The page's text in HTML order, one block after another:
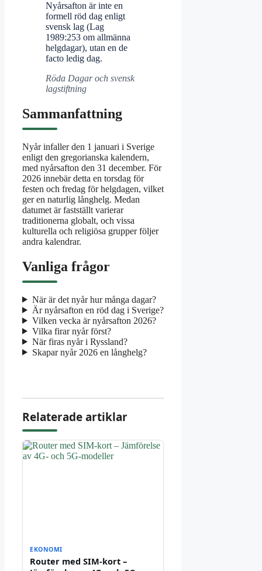
Nyårsafton är inte en
formell röd dag enligt
svensk lag (Lag
1989:253 om allmänna
helgdagar), utan en de
facto ledig dag.
Röda Dagar och svensk
lagstiftning
Sammanfattning
Nyår infaller den 1 januari i Sverige
enligt den gregorianska kalendern,
med nyårsafton den 31 december. För
2026 innebär detta en torsdag för
festen och fredag för helgdagen, vilket
ger en naturlig långhelg. Medan
datumet är fastställt varierar
traditionerna globalt, och vissa
kulturella och religiösa grupper följer
andra kalendrar.
Vanliga frågor
När är det nyår hur många dagar?
Är nyårsafton en röd dag i Sverige?
Vilken vecka är nyårsafton 2026?
Vilka firar nyår först?
När firas nyår i Ryssland?
Skapar nyår 2026 en långhelg?
Relaterade artiklar
EKONOMI
Router med SIM-kort –